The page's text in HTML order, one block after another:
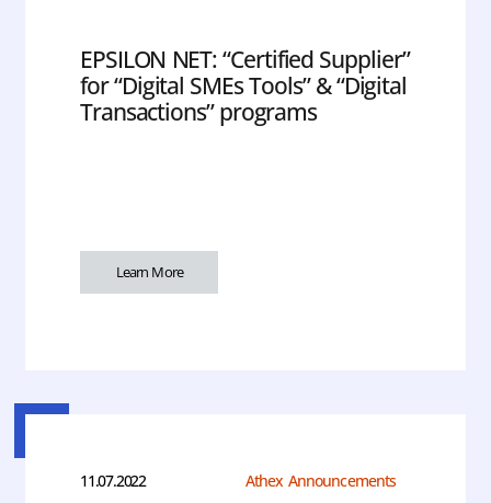
EPSILON NET: “Certified Supplier”
for “Digital SMEs Tools” & “Digital
Transactions” programs
Learn More
11.07.2022 Athex Announcements